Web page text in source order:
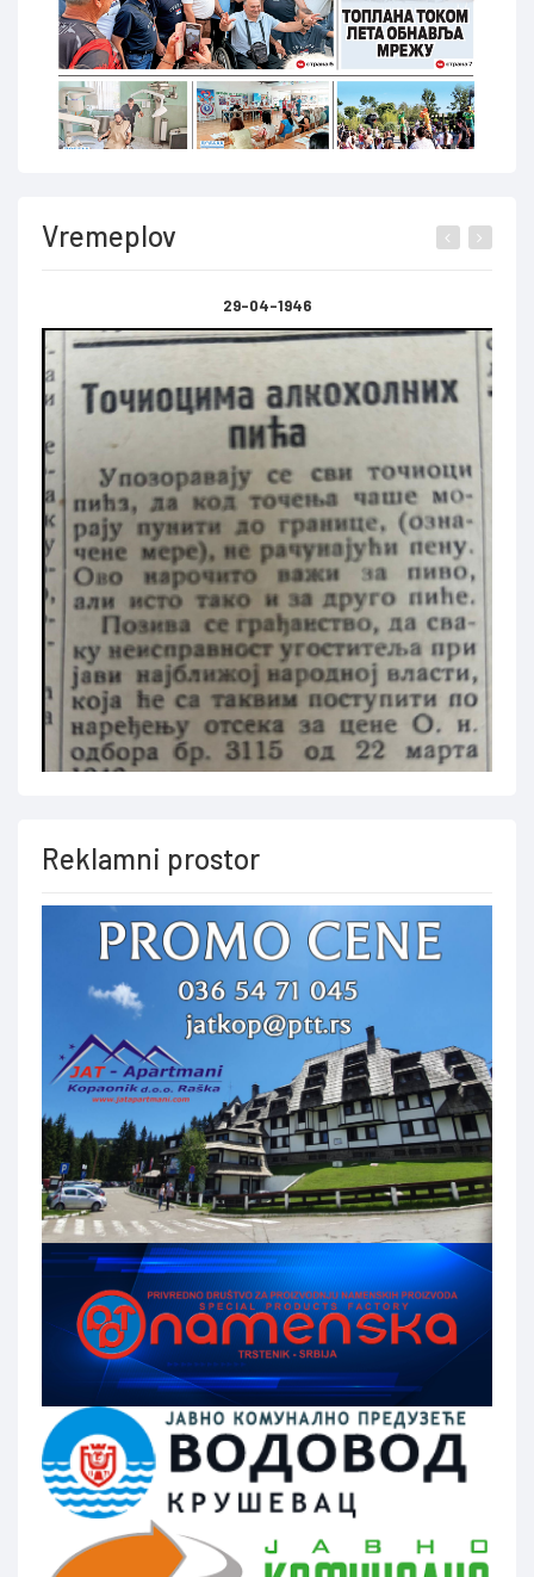
Vremeplov
29-04-1946
Reklamni prostor